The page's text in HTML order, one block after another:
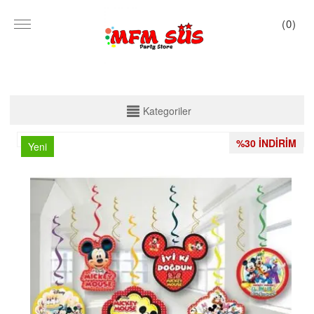
(0)
PARTİ SET KUTU
PEÇETE
MASA ÖRTÜSÜ
ZARF BANNER
ZARF VARAKLI BANNER
KALİGRAFİ BANNER
MISIR KUTU
Kategoriler
Yeni %30 İNDİRİM